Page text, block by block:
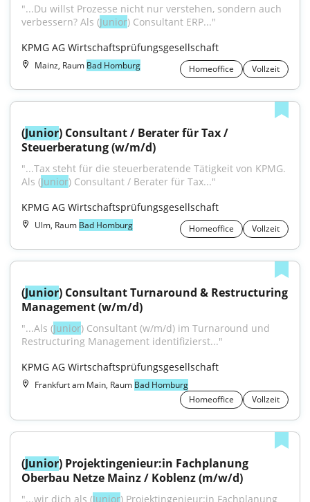
"...Du willst Prozesse nicht nur verstehen, sondern auch
verbessern? Als (Junior) Consultant ERP..."
KPMG AG Wirtschaftsprüfungsgesellschaft
Mainz, Raum Bad Homburg Homeoffice Vollzeit
(Junior) Consultant / Berater für Tax /
Steuerberatung (w/m/d)
"...Tax steht für die steuerberatende Tätigkeit von KPMG.
Als (Junior) Consultant / Berater für Tax..."
KPMG AG Wirtschaftsprüfungsgesellschaft
Ulm, Raum Bad Homburg Homeoffice Vollzeit
(Junior) Consultant Turnaround & Restructuring
Management (w/m/d)
"...Als (Junior) Consultant (w/m/d) im Turnaround und
Restructuring Management identifizierst..."
KPMG AG Wirtschaftsprüfungsgesellschaft
Frankfurt am Main, Raum Bad Homburg
Homeoffice
Vollzeit
(Junior) Projektingenieur:in Fachplanung
Oberbau Netze Mainz / Koblenz (m/w/d)
"...wir dich als (Junior) Projektingenieur:in Fachplanung